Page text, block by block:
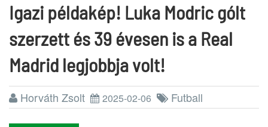
Igazi példakép! Luka Modric gólt
szerzett és 39 évesen is a Real
Madrid legjobbja volt!
Horváth Zsolt 2025-02-06 Futball